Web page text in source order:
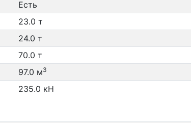
Есть
23.0 т
24.0 т
70.0 т
97.0 м3
235.0 кН